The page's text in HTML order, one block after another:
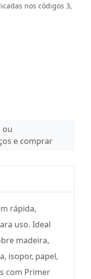
nos códigos 3,
ou
e comprar
rápida,
uso. Ideal
madeira,
isopor, papel,
com Primer